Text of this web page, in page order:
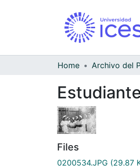
Home
Files
0200534.JPG (29.87